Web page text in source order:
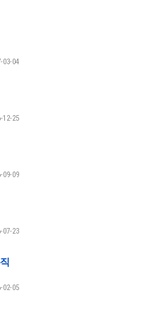
03-04
12-25
09-09
07-23
02-05